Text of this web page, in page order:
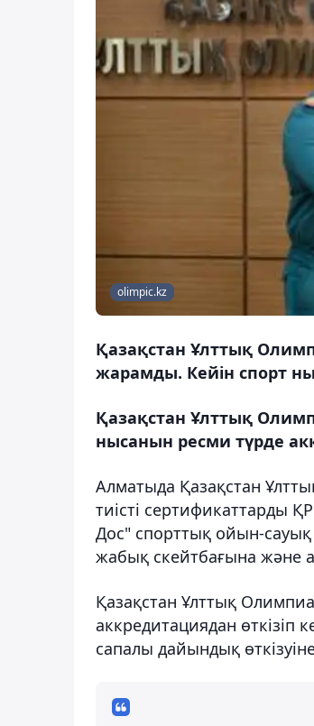
olimpic.kz
Қазақстан Ұлттық
жарамды. Кейін спорт
Қазақстан Ұлттық
нысанын ресми түрде
Алматыда Қазақстан
тиісті сертификаттарды
Дос" спорттық ойын-
жабық скейтбағына және
Қазақстан Ұлттық
аккредитациядан өткізіп
сапалы дайындық